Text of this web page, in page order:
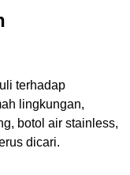
terhadap
lingkungan,
botol air stainless,
dicari.